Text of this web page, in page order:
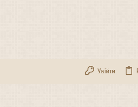
Увійти